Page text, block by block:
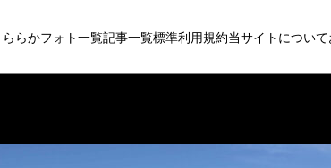
ららかフォト一覧記事一覧標準利用規約当サイトについて